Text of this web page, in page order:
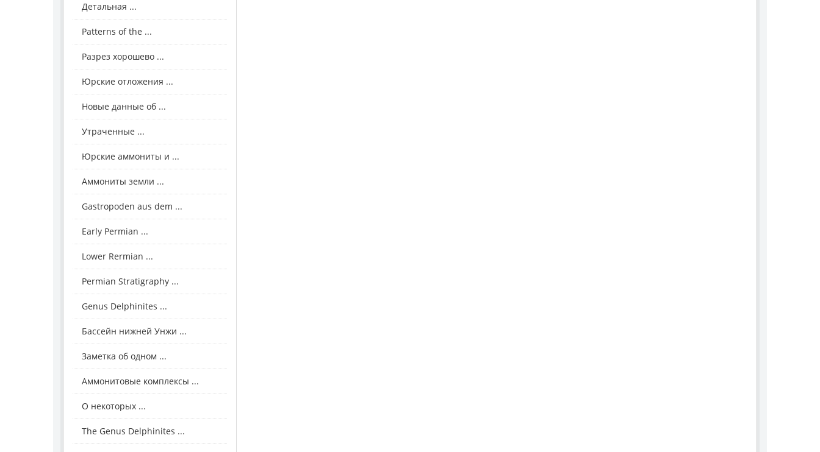
Детальная ...
Patterns of the ...
Разрез хорошево ...
Юрские отложения ...
Новые данные об ...
Утраченные ...
Юрские аммониты и ...
Аммониты земли ...
Gastropoden aus dem ...
Early Permian ...
Lower Rermian ...
Permian Stratigraphy ...
Genus Delphinites ...
Бассейн нижней Унжи ...
Заметка об одном ...
Аммонитовые комплексы ...
О некоторых ...
The Genus Delphinites ...